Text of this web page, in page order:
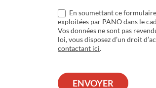
En soumettant ce
exploitées par PANO dans le
Vos données ne sont pas
loi, vous disposez d’un droit
contactant ici.
ENVOYER